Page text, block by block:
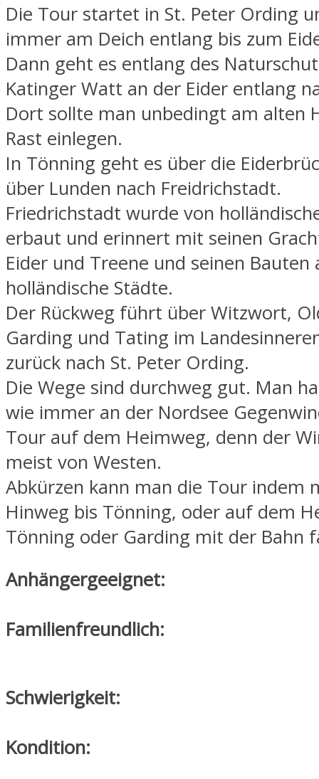
Die Tour startet in St. Peter Ording
immer am Deich entlang bis zum
Dann geht es entlang des
Katinger Watt an der Eider entlang
Dort sollte man unbedingt am alten
Rast einlegen.
In Tönning geht es über die
über Lunden nach Freidrichstadt.
Friedrichstadt wurde von
erbaut und erinnert mit seinen
Eider und Treene und seinen Bauten
holländische Städte.
Der Rückweg führt über Witzwort,
Garding und Tating im
zurück nach St. Peter Ording.
Die Wege sind durchweg gut. Man
wie immer an der Nordsee
Tour auf dem Heimweg, denn der
meist von Westen.
Abkürzen kann man die Tour indem
Hinweg bis Tönning, oder auf dem
Tönning oder Garding mit der Bahn
Anhängergeeignet:
Familienfreundlich:
Schwierigkeit:
Kondition: